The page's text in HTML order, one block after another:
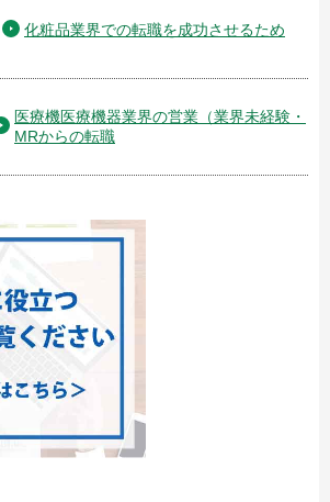
化粧品業界での転職を成功させるため
医療機医療機器業界の営業（業界未経験・
MRからの転職